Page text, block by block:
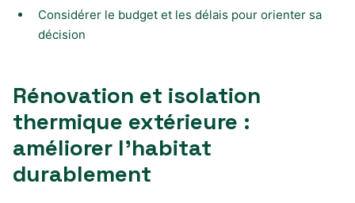
Considérer le budget et les délais pour orienter sa
décision
Rénovation et isolation
thermique extérieure :
améliorer l’habitat
durablement